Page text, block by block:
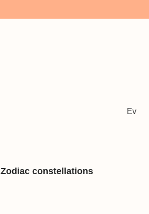
Ev
Zodiac constellations